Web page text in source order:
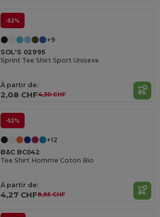
-52%
+9
SOL'S 02995
Sprint Tee Shirt Sport Unisexe
À partir de:
2,08 CHF4,30 CHF
-52%
+12
B&C BC042
Tee Shirt Homme Coton Bio
À partir de:
4,27 CHF8,85 CHF